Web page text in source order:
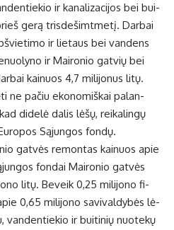
ir ka­na­li­za­ci­jos bei bui­
ge­rą tris­de­šimt­me­tį. Dar­bai
ir lie­taus bei van­dens
ir Mai­ro­nio gat­vių bei
kai­nuos 4,7 mi­li­jo­nus li­tų.
ne pa­čiu eko­no­miš­kai pa­lan­
di­de­lė da­lis lė­šų, rei­ka­lin­gų
Są­jun­gos fon­dų.
gat­vės re­mon­tas kai­nuos apie
fon­dai Mai­ro­nio gat­vės
li­tų. Be­veik 0,25 mi­li­jo­no fi­
0,65 mi­li­jo­no sa­vi­val­dy­bės lė­
van­den­tie­kio ir bui­ti­nių nuo­te­kų